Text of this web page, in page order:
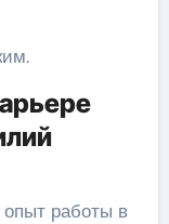
работы в